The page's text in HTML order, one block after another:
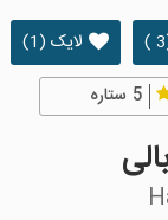
لایک (1)
5 ستاره